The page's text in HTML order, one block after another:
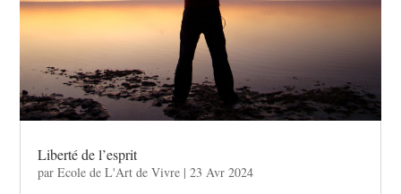
Liberté de l’esprit
parEcole de L'Art de Vivre |23 Avr 2024